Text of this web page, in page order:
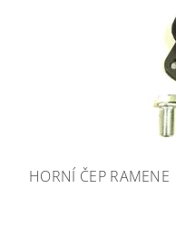
HORNÍ ČEP RAMENE